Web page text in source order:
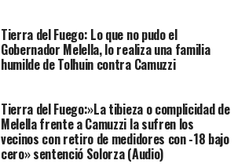
Tierra del Fuego: Lo que no pudo el
Gobernador Melella, lo realiza una familia
humilde de Tolhuin contra Camuzzi
Tierra del Fuego:»La tibieza o complicidad de
Melella frente a Camuzzi la sufren los
vecinos con retiro de medidores con -18 bajo
cero» sentenció Solorza (Audio)